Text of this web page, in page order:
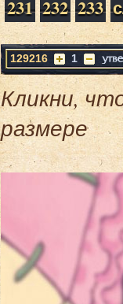
231 232 233
129216 1
Кликни,
размере